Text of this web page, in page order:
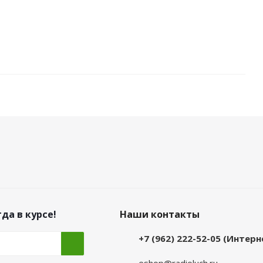
в курсе! Наши контакты
+7 (962) 222-52-05